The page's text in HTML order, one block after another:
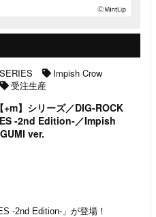
Impish Crow
受注生産
+m】シリーズ／DIG-ROCK
-2nd Edition-／Impish
ver.
-2nd Edition-」が登場！